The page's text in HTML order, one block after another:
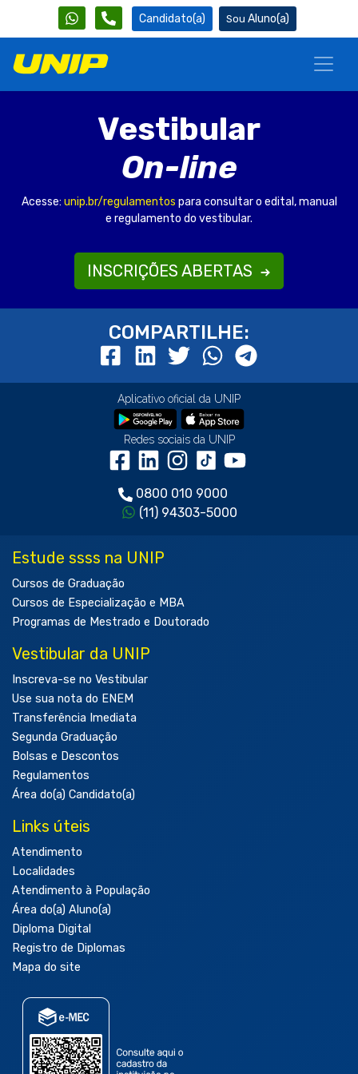
Candidato(a) Aluno(a)
Vestibular
On-line
Acesse: unip.br/regulamentos para consultar o edital, manual
e regulamento do vestibular.
INSCRIÇÕES ABERTAS
COMPARTILHE:
Aplicativo oficial da UNIP
Redes sociais da UNIP
0800 010 9000
(11) 94303-5000
Estude ssss na UNIP
Cursos de Graduação
Cursos de Especialização e MBA
Programas de Mestrado e Doutorado
Vestibular da UNIP
Inscreva-se no Vestibular
Use sua nota do ENEM
Transferência Imediata
Segunda Graduação
Bolsas e Descontos
Regulamentos
Área do(a) Candidato(a)
Links úteis
Atendimento
Localidades
Atendimento à População
Área do(a) Aluno(a)
Diploma Digital
Registro de Diplomas
Mapa do site